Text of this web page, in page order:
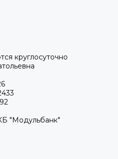
круглосуточно
"Модульбанк"